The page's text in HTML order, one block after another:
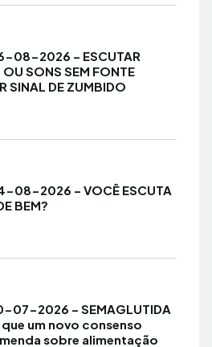
08-2026 – ESCUTAR
SONS SEM FONTE
SINAL DE ZUMBIDO
08-2026 – VOCÊ ESCUTA
BEM?
07-2026 – SEMAGLUTIDA
que um novo consenso
sobre alimentação